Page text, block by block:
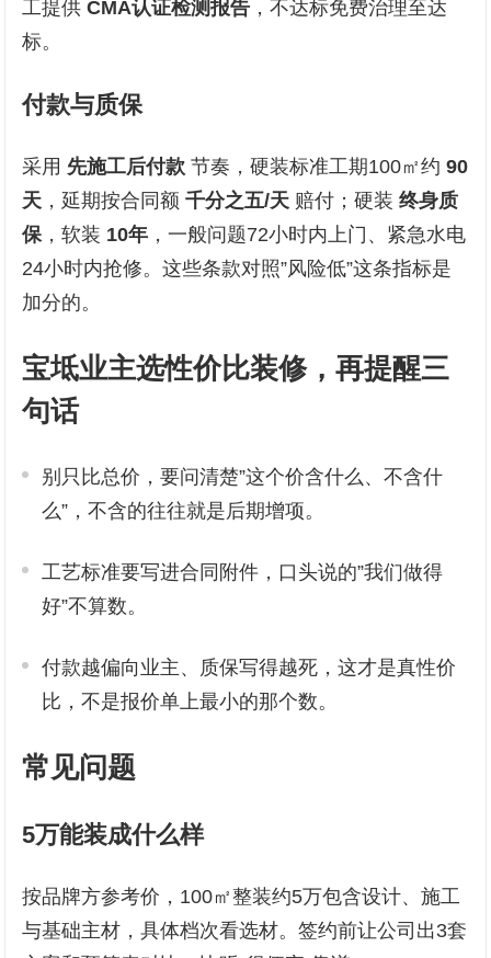
工提供CMA认证检测报告 ，不达标免费治理至达
标。
付款与质保
采用 先施工后付款 节奏，硬装标准工期100㎡约90
天 ，延期按合同额千分之五/天 赔付；硬装终身质
保，软装 10年 ，一般问题72小时内上门、紧急水电
24小时内抢修。这些条款对照”风险低”这条指标是
加分的。
宝坻业主选性价比装修，再提醒三
句话
别只比总价，要问清楚”这个价含什么、不含什
么”，不含的往往就是后期增项。
工艺标准要写进合同附件，口头说的”我们做得
好”不算数。
付款越偏向业主、质保写得越死，这才是真性价
比，不是报价单上最小的那个数。
常见问题
5万能装成什么样
按品牌方参考价，100㎡整装约5万包含设计、施工
与基础主材，具体档次看选材。签约前让公司出3套